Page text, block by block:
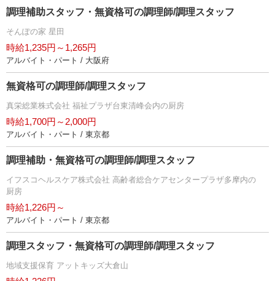
調理補助スタッフ・無資格可の調理師/調理スタッフ
そんぽの家 星田
時給1,235円～1,265円
アルバイト・パート / 大阪府
無資格可の調理師/調理スタッフ
真栄総業株式会社 福祉プラザ台東清峰会内の厨房
時給1,700円～2,000円
アルバイト・パート / 東京都
調理補助・無資格可の調理師/調理スタッフ
イフスコヘルスケア株式会社 高齢者総合ケアセンタープラザ多摩内の
厨房
時給1,226円～
アルバイト・パート / 東京都
調理スタッフ・無資格可の調理師/調理スタッフ
地域支援保育 アットキッズ大倉山